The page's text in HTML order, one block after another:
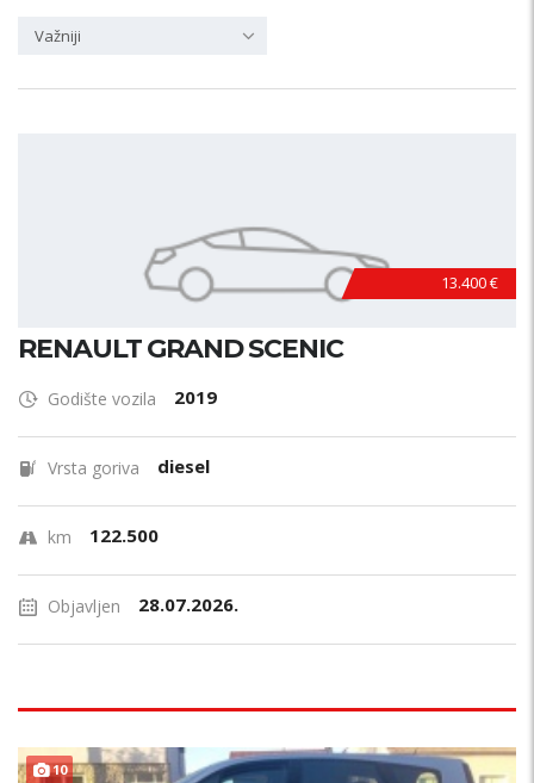
Važniji
13.400 €
RENAULT GRAND SCENIC
Godište vozila 2019
Vrsta goriva diesel
km 122.500
Objavljen 28.07.2026.
10